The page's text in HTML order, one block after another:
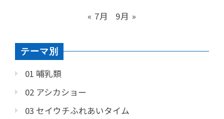
« 7月 9月 »
テーマ別
01 哺乳類
02 アシカショー
03 セイウチふれあいタイム